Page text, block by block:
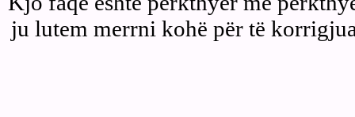
ju lutem merrni kohë për të